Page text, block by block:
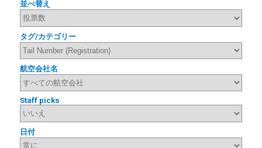
並べ替え
タグ/カテゴリー
航空会社名
Staff picks
日付